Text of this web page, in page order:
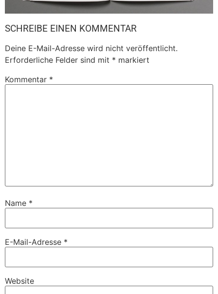
SCHREIBE EINEN KOMMENTAR
Deine E-Mail-Adresse wird nicht veröffentlicht.
Erforderliche Felder sind mit * markiert
Kommentar *
Name *
E-Mail-Adresse *
Website